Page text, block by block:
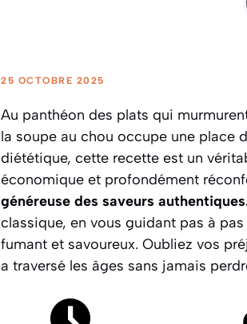
25 OCTOBRE 2025
Au panthéon des plats qui
la soupe au chou occupe une place
diététique, cette recette est un
économique et profondément
généreuse des saveurs
classique, en vous guidant pas à
fumant et savoureux. Oubliez vos
a traversé les âges sans jamais